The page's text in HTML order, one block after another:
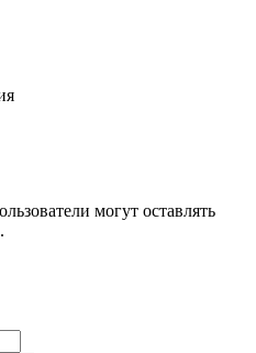
могут оставлять